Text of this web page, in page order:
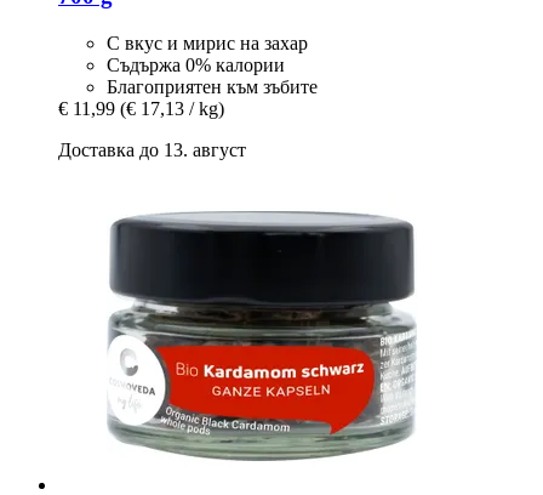
С вкус и мирис на захар
Съдържа 0% калории
Благоприятен към зъбите
€ 11,99 (€ 17,13 / kg)
Доставка до 13. август